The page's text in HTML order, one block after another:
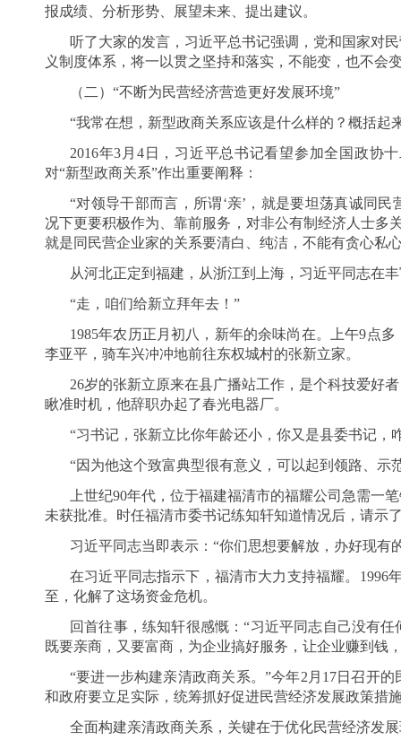
报成绩、分析形势、展望未来、提出建议。
听了大家的发言，习近平总书记强调，党和国家对
义制度体系，将一以贯之坚持和落实，不能变，也不会
（二）“不断为民营经济营造更好发展环境”
“我常在想，新型政商关系应该是什么样的？概括起
2016年3月4日，习近平总书记看望参加全国政协
对“新型政商关系”作出重要阐释：
“对领导干部而言，所谓‘亲’，就是要坦荡真诚同
况下更要积极作为、靠前服务，对非公有制经济人士多
就是同民营企业家的关系要清白、纯洁，不能有贪心私
从河北正定到福建，从浙江到上海，习近平同志在
“走，咱们给新立拜年去！”
1985年农历正月初八，新年的余味尚在。上午9点
李亚平，骑车兴冲冲地前往东权城村的张新立家。
26岁的张新立原来在县广播站工作，是个科技爱好
瞅准时机，他辞职办起了春光电器厂。
“习书记，张新立比你年龄还小，你又是县委书记，
“因为他这个致富典型很有意义，可以起到领路、示
上世纪90年代，位于福建福清市的福耀公司急需一
未获批准。时任福清市委书记练知轩知道情况后，请示
习近平同志当即表示：“你们思想要解放，办好现有
在习近平同志指示下，福清市大力支持福耀。1996
至，化解了这场资金危机。
回首往事，练知轩很感慨：“习近平同志自己没有
既要亲商，又要富商，为企业搞好服务，让企业赚到钱
“要进一步构建亲清政商关系。”今年2月17日召开
和政府要立足实际，统筹抓好促进民营经济发展政策措
全面构建亲清政商关系，关键在于优化民营经济发